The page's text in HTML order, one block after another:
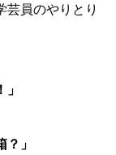
芸員のやりとり
」